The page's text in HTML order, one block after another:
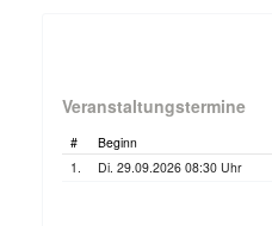
Veranstaltungstermine
# Beginn
1.
Di. 29.09.2026 08:30 Uhr